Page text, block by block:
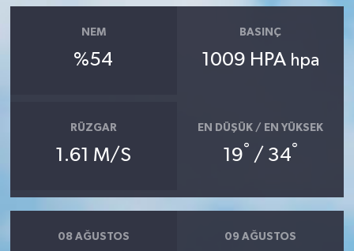
NEM
%54
BASINÇ
1009 HPA hpa
RÜZGAR
1.61 M/S
EN DÜŞÜK / EN YÜKSEK
19° / 34°
08 AĞUSTOS 09 AĞUSTOS
Tarım ve Ekonomi
Ulusal